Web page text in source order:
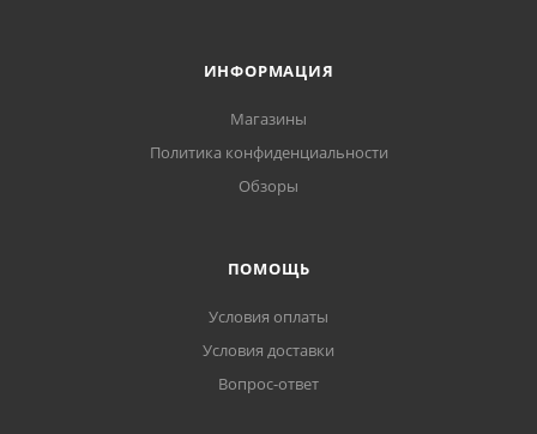
ИНФОРМАЦИЯ
Магазины
Политика конфиденциальности
Обзоры
ПОМОЩЬ
Условия оплаты
Условия доставки
Вопрос-ответ